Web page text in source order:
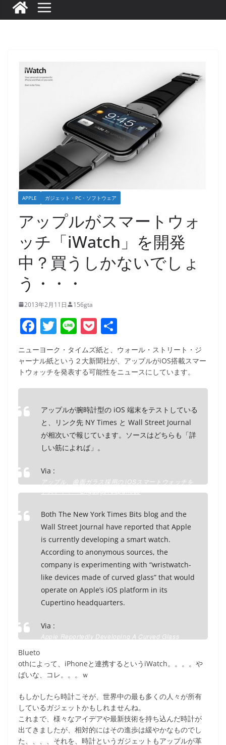
APPLE ガジェット・PC・ソフトウェア
アップルがスマートウォ
ッチ「iWatch」を開発
中？買うしかないでしょ
う・・・
2013年2月11日 156gta
F
a
c
e
b
o
o
k
T
w
itt
er
Li
n
e
P
o
ck
et
有
ニューヨーク・タイムズ紙と、ウォール・ストリート・ジ
ャーナル紙という２大新聞社が、アップルがiOS搭載スマー
トウォッチを発表する可能性をニュースにしています。
アップルが腕時計型の iOS 端末をテストしている
と、リンク先 NY Times と Wall Street Journal
が相次いで報じています。ソースはどちらも「詳
しい筋によれば」。
Via :
アップル、曲面ガラス採用の iOSスマートウォッチを
テスト中？ – Engadget Japanese
Both The New York Times Bits blog and the
Wall Street Journal have reported that Apple
is currently developing a smart watch.
According to anonymous sources, the
company is experimenting with “wristwatch-
like devices made of curved glass” that would
operate on Apple’s iOS platform in its
Cupertino headquarters.
Via :
Apple Reportedly Developing A Curved Glass
Blueto
othによって、iPhoneと連携するというiWatch。。。。や
ばいな、コレ。。。ｗ
もしかしたら時計こそが、世界中の最も多くの人々が所有
しているガジェットかもしれませんね。
これまで、様々なアイデアや最新技術を持ち込んだ時計が
出てきましたが、相対的にはその進歩は緩やかなものでし
た、、、、それを、時計というガジェットもアップルが革